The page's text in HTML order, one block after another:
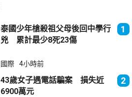
泰國少年槍殺祖父母後回中學行
兇 累計最少8死23傷
1
國際 4小時前
43歲女子遇電話騙案 損失近
6900萬元
2